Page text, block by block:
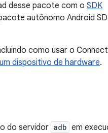
desse pacote com o SDK
autônomo Android
como usar o
dispositivo de hardware.
do servidor adb em